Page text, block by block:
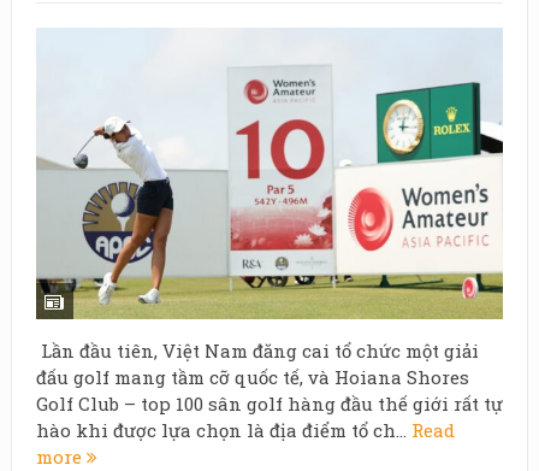
Lần đầu tiên, Việt Nam đăng cai tổ chức một giải
đấu golf mang tầm cỡ quốc tế, và Hoiana Shores
Golf Club – top 100 sân golf hàng đầu thế giới rất tự
hào khi được lựa chọn là địa điểm tổ ch... Read
more